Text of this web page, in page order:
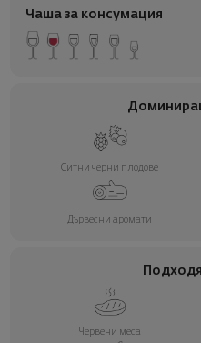
Чаша за консумация
Ситни черни плодове
Дървесни аромати
Червени меса